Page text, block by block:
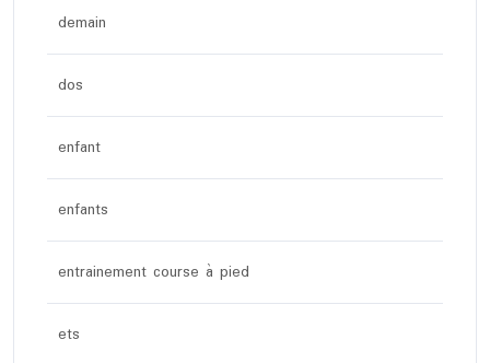
demain
dos
enfant
enfants
entrainement course à pied
ets